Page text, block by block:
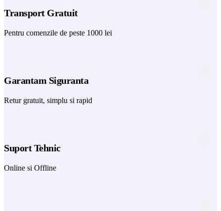
Transport Gratuit
Pentru comenzile de peste 1000 lei
Garantam Siguranta
Retur gratuit, simplu si rapid
Suport Tehnic
Online si Offline